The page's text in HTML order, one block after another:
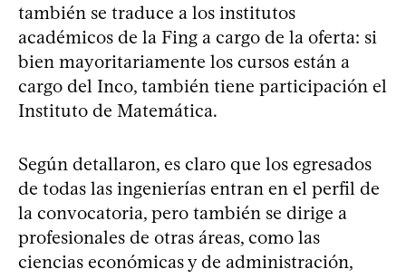
también se traduce a los institutos
académicos de la Fing a cargo de la oferta: si
bien mayoritariamente los cursos están a
cargo del Inco, también tiene participación el
Instituto de Matemática.
Según detallaron, es claro que los egresados
de todas las ingenierías entran en el perfil de
la convocatoria, pero también se dirige a
profesionales de otras áreas, como las
ciencias económicas y de administración,